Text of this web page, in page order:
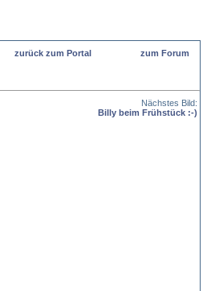
zurück zum Portal
zum Forum
Nächstes Bild:
Billy beim Frühstück :-)